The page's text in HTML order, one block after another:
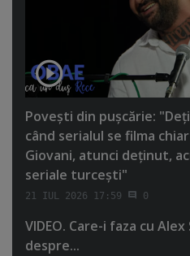
Poveşti din puşcărie:
când serialul se filma
Giovani, atunci deţinut,
seriale turceşti"
21 IUL 2026 17:59 0
VIDEO. Care-i faza cu
despre...